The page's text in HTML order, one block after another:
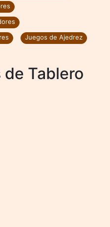
Juegos de Ajedrez
Tablero